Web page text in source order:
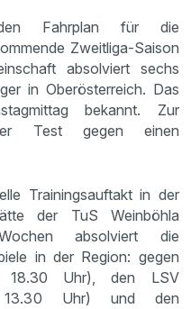
Fahrplan für die
Zweitliga-Saison
absolviert sechs
in Oberösterreich. Das
bekannt. Zur
Test gegen einen
Trainingsauftakt in der
der TuS Weinböhla
absolviert die
in der Region: gegen
18.30 Uhr), den LSV
13.30 Uhr) und den